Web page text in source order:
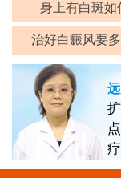
身上有白斑如
治好白癜风要